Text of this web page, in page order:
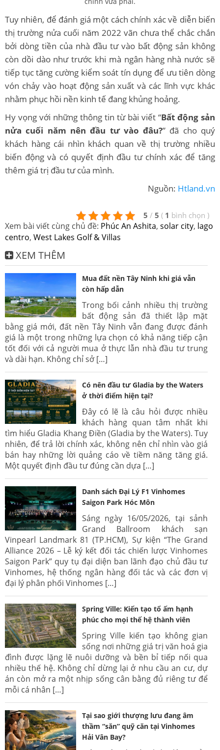
Tuy nhiên, để đánh giá một cách chính xác về diễn biến
thị trường nửa cuối năm 2022 vãn chưa thể chắc chắn
bởi dòng tiền của nhà đầu tư vào bất động sản không
còn dồi dào như trước khi mà ngân hàng nhà nước sẽ
tiếp tục tăng cường kiểm soát tín dụng để ưu tiên dòng
vón chảy vào hoạt động sản xuất và các lĩnh vực khác
nhằm phục hồi nền kinh tế đang khủng hoảng.
Hy vọng với những thông tin từ bài viết “Bất động sản
nửa cuối năm nên đầu tư vào đâu?” đã cho quý
khách hàng cái nhìn khách quan về thị trường nhiều
biến động và có quyết định đầu tư chính xác để tăng
thêm giá trị đầu tư của mình.
Nguồn: Htland.vn
5 / 5 ( 1 bình chọn )
Xem bài viết cùng chủ đề: Phúc An Ashita, solar city, lago
centro, West Lakes Golf & Villas
XEM THÊM
Mua đất nền Tây Ninh khi giá vẫn
còn hấp dẫn
Trong bối cảnh nhiều thị trường
bất động sản đã thiết lập mặt
bằng giá mới, đất nền Tây Ninh vẫn đang được đánh
giá là một trong những lựa chọn có khả năng tiếp cận
tốt đối với cả người mua ở thực lẫn nhà đầu tư trung
và dài hạn. Không chỉ sở […]
Có nên đầu tư Gladia by the Waters
ở thời điểm hiện tại?
Đây có lẽ là câu hỏi được nhiều
khách hàng quan tâm nhất khi
tìm hiểu Gladia Khang Điền (Gladia by the Waters). Tuy
nhiên, để trả lời chính xác, không nên chỉ nhìn vào giá
bán hay những lời quảng cáo về tiềm năng tăng giá.
Một quyết định đầu tư đúng cần dựa […]
Danh sách Đại Lý F1 Vinhomes
Saigon Park Hóc Môn
Sáng ngày 16/05/2026, tại sảnh
Grand Ballroom khách sạn
Vinpearl Landmark 81 (TP.HCM), Sự kiện “The Grand
Alliance 2026 – Lễ ký kết đối tác chiến lược Vinhomes
Saigon Park” quy tụ đại diện ban lãnh đạo chủ đầu tư
Vinhomes, hệ thống ngân hàng đối tác và các đơn vị
đại lý phân phối Vinhomes […]
Spring Ville: Kiến tạo tổ ấm hạnh
phúc cho mọi thế hệ thành viên
Spring Ville kiến tạo không gian
sống nơi những giá trị văn hoá gia
đình được lặng lẽ nuôi dưỡng và bền bỉ tiếp nối qua
nhiều thế hệ. Không chỉ dừng lại ở nhu cầu an cư, dự
án còn mở ra một nhịp sống cân bằng đủ riêng tư để
mỗi cá nhân […]
Tại sao giới thượng lưu đang âm
thầm “săn” quỹ căn tại Vinhomes
Hải Vân Bay?